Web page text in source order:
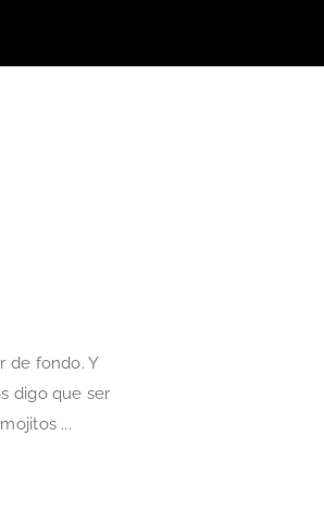
de fondo. Y
digo que ser
...